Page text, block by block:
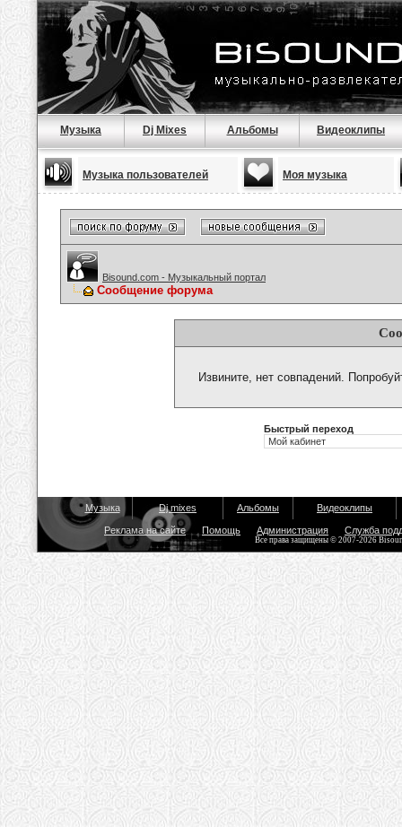
Музыка Dj Mixes Альбомы Видеоклипы
Музыка пользователей Моя музыка
Bisound.com - Музыкальный портал
Сообщение форума
Извините, нет совпадений.
Быстрый переход
Музыка Dj mixes Альбомы Видеоклипы
Реклама на сайте Помощь Администрация Служба
Все права защищены © 2007-2026